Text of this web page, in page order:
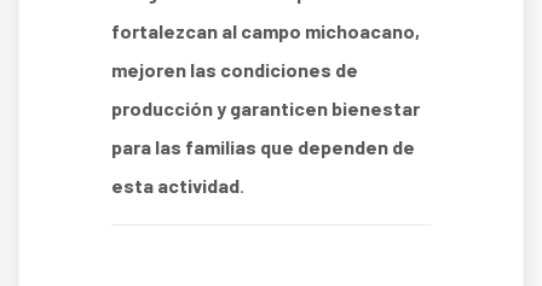
fortalezcan al campo michoacano,
mejoren las condiciones de
producción y garanticen bienestar
para las familias que dependen de
esta actividad.